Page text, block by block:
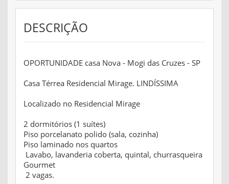
DESCRIÇÃO
OPORTUNIDADE casa Nova - Mogi das Cruzes - SP
Casa Térrea Residencial Mirage. LINDÍSSIMA
Localizado no Residencial Mirage
2 dormitórios (1 suítes)
Piso porcelanato polido (sala, cozinha)
Piso laminado nos quartos
Lavabo, lavanderia coberta, quintal, churrasqueira
Gourmet
2 vagas.